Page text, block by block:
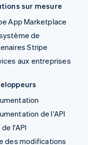
sur mesure
App Marketplace
de
Stripe
aux entreprises
de l'API
l'API
des modifications